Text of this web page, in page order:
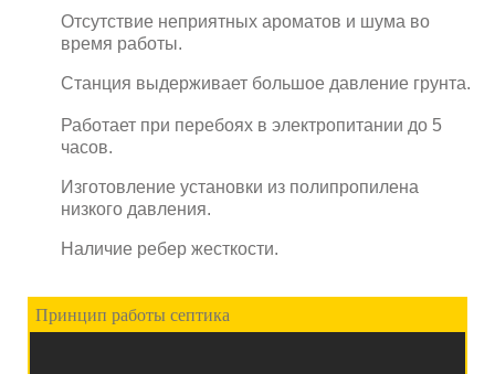
Отсутствие неприятных ароматов и шума во
время работы.
Станция выдерживает большое давление грунта.
Работает при перебоях в электропитании до 5
часов.
Изготовление установки из полипропилена
низкого давления.
Наличие ребер жесткости.
Принцип работы септика